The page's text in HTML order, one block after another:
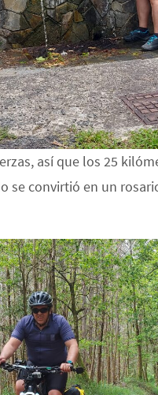
así que los 25
se convirtió en un